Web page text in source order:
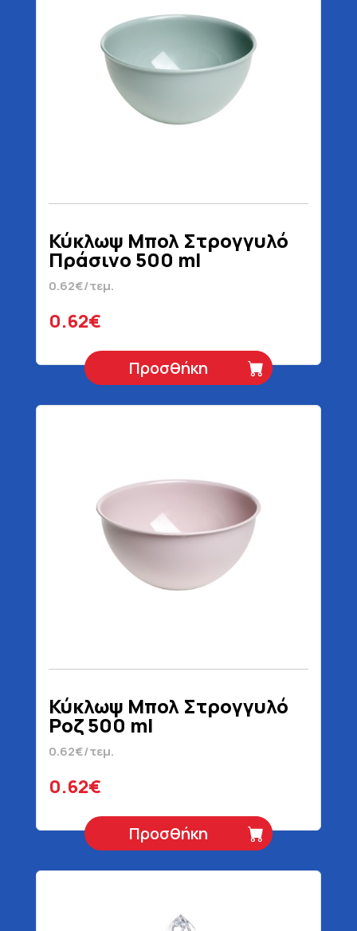
Κύκλωψ Μπολ Στρογγυλό
Πράσινο 500 ml
0.62€/τεμ.
0.62€
Προσθήκη
Κύκλωψ Μπολ Στρογγυλό
Ροζ 500 ml
0.62€/τεμ.
0.62€
Προσθήκη